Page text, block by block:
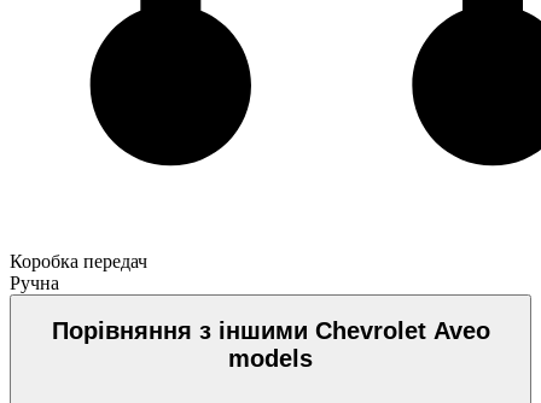
Коробка передач
Ручна
Порівняння з іншими Chevrolet Aveo
models